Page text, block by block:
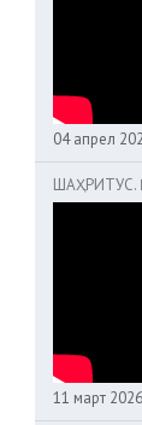
04 апрел
ШАҲРИТУС.
11 март